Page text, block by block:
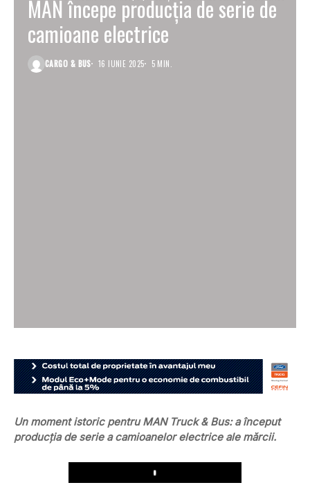
MAN începe producția de serie de
camioane electrice
CARGO & BUS 16 IUNIE 2025 5 MIN.
Un moment istoric pentru MAN Truck & Bus: a început
producția de serie a camioanelor electrice ale mărcii.
Play